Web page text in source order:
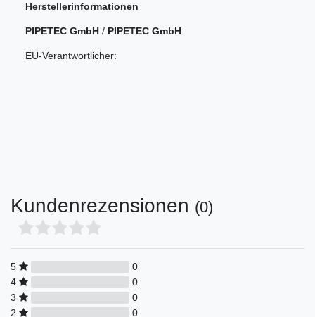
Herstellerinformationen
PIPETEC GmbH / PIPETEC GmbH
EU-Verantwortlicher:
Kundenrezensionen (0)
5
0
4
0
3
0
2
0